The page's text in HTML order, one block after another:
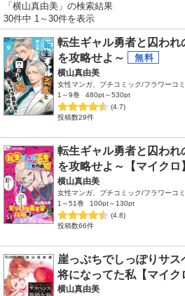
「横山真由美」の検索結果
30件中 1～30件を表示
転生ギャル勇者と囚わ
を攻略せよ～
横山真由美
女性マンガ、プチコミック/フラワーコ
1～9巻
480pt～530pt
(4.7)
投稿数29件
転生ギャル勇者と囚わ
を攻略せよ～【マイクロ
横山真由美
女性マンガ、プチコミック/フラワーコ
1～51巻
100pt～130pt
(4.8)
投稿数66件
崖っぷちでしっぽりサ
将になってた私【マイク
横山真由美